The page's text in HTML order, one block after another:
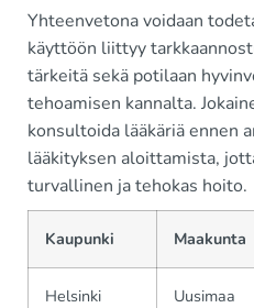
Yhteenvetona voidaan
käyttöön liittyy
tärkeitä sekä potilaan
tehoamisen kannalta.
konsultoida lääkäriä ennen
lääkityksen aloittamista,
turvallinen ja tehokas hoito.
Kaupunki Maakunta
Helsinki Uusimaa